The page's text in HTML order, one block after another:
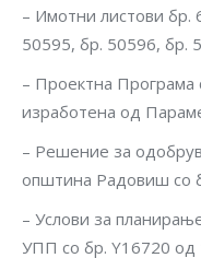
– Имотни листови бр.
50595, бр. 50596, бр.
– Проектна Програма
изработена од
– Решение за
општина Радовиш со
– Услови за
УПП со бр. Y16720 од